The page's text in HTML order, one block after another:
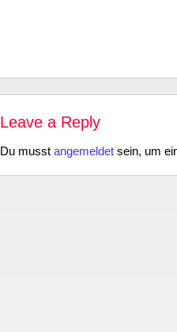
Leave a Reply
Du musst angemeldetsein, um